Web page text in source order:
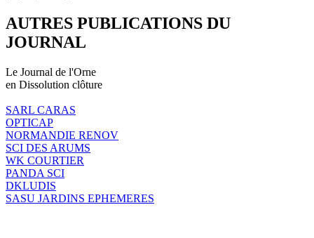
AUTRES PUBLICATIONS DU
JOURNAL
Le Journal de l'Orne
en Dissolution clôture
SARL CARAS
OPTICAP
NORMANDIE RENOV
SCI DES ARUMS
WK COURTIER
PANDA SCI
DKLUDIS
SASU JARDINS EPHEMERES